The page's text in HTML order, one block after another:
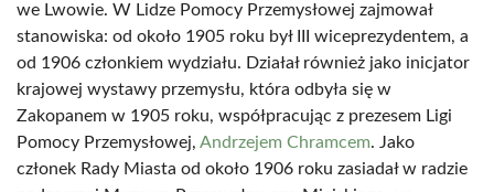
we Lwowie. W Lidze Pomocy Przemysłowej zajmował
stanowiska: od około 1905 roku był III wiceprezydentem, a
od 1906 członkiem wydziału. Działał również jako inicjator
krajowej wystawy przemysłu, która odbyła się w
Zakopanem w 1905 roku, współpracując z prezesem Ligi
Pomocy Przemysłowej, Andrzejem Chramcem. Jako
członek Rady Miasta od około 1906 roku zasiadał w radzie